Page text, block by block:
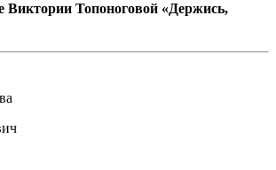
Виктории Топоноговой «Держись,